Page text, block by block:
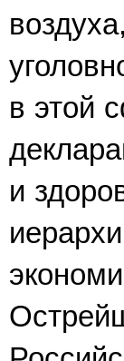
в этой
и